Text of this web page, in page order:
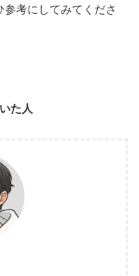
考にしてみてくださ
た人